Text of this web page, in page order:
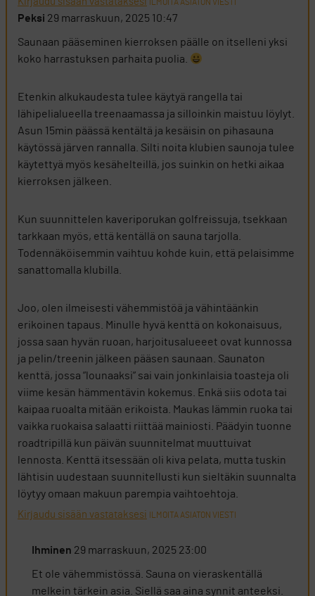
ILMOITA ASIATON VIESTI
Peksi 29 marraskuun, 2025 10:47
Saunaan pääseminen kierroksen päälle on itselleni yksi
koko harrastuksen parhaita puolia.
Etenkin alkukaudesta tulee käytyä rangella tai
lähipelialueella treenaamassa ja silloinkin maistuu löylyt.
Asun 15min päässä kentältä ja kesäisin on pihasauna
käytössä järven rannalla. Silti noita klubien saunoja tulee
käytettyä myös kesähelteillä, jos suinkin on hetki aikaa
kierroksen jälkeen.
Kun suunnittelen kaveriporukan golfreissuja, tsekkaan
tarkkaan myös, että kentällä on sauna tarjolla.
Todennäköisemmin vaihtuu kohde kuin, että pelaisimme
sanattomalla klubilla.
Joo, olen ilmeisesti vähemmistöä ja vähintäänkin
erikoinen tapaus. Minulle hyvä kenttä on kokonaisuus,
jossa saan hyvän ruoan, harjoitusalueeet ovat kunnossa
ja pelin/treenin jälkeen pääsen saunaan. Saunaton
kenttä, jossa ”lounaaksi” sai vain jonkinlaisia toasteja oli
viime kesän hämmentävin kokemus. Enkä siis odota tai
kaipaa ruoalta mitään erikoista. Maukas lämmin ruoka tai
vaikka ruokaisa salaatti riittää mainiosti. Päädyin tuonne
roadtripillä kun päivän suunnitelmat muuttuivat
lennosta. Kenttä itsessään oli kiva pelata, mutta tuskin
lähtisin uudestaan suunnitellusti kun sieltäkin suunnalta
löytyy omaan makuun parempia vaihtoehtoja.
Kirjaudu sisään vastataksesi ILMOITA ASIATON VIESTI
Ihminen 29 marraskuun, 2025 23:00
Et ole vähemmistössä. Sauna on vieraskentällä
melkein tärkein asia. Siellä saa aina synnit anteeksi.